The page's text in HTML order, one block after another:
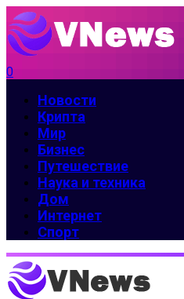
0
Новости
Крипта
Мир
Бизнес
Путешествие
Наука и техника
Дом
Интернет
Спорт